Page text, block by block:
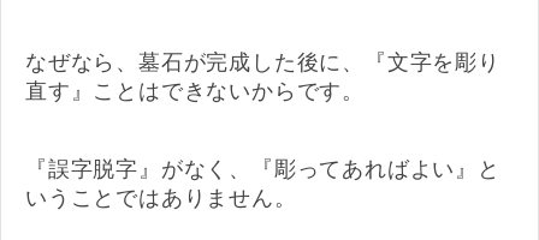
なぜなら、墓石が完成した後に、『文字を彫り
直す』ことはできないからです。
『誤字脱字』がなく、『彫ってあればよい』と
いうことではありません。